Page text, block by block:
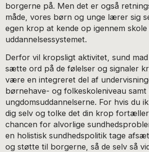
borgerne på. Men det er også
måde, vores børn og unge lærer sig
egen krop at kende op igennem
uddannelsessystemet.
Derfor vil kropsligt aktivitet, sund
sætte ord på de følelser og signaler
være en integreret del af
børnehave- og folkeskoleniveau samt
ungdomsuddannelserne. For hvis du
dig selv og tolke det din krop fortæller
chancen for alvorlige
en holistisk sundhedspolitik tage
og støtte til borgerne, så de selv så